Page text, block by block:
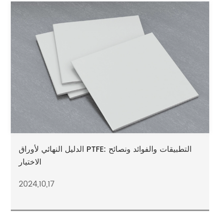
الدليل النهائي لأوراق PTFE: التطبيقات والفوائد ونصائح
الاختيار
2024,10,17